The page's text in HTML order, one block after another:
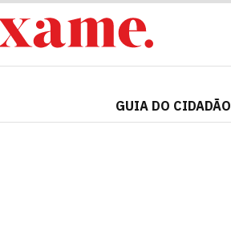
GUIA DO CIDADÃO